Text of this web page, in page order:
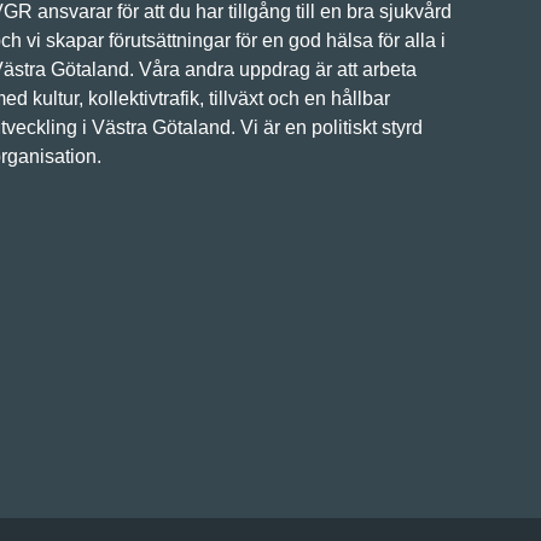
ansvarar för att du har tillgång till en bra sjukvård
vi skapar förutsättningar för en god hälsa för alla i
Götaland. Våra andra uppdrag är att arbeta
kultur, kollektivtrafik, tillväxt och en hållbar
i Västra Götaland. Vi är en politiskt styrd